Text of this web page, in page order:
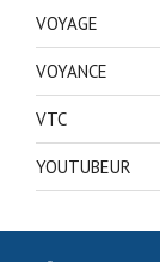
VOYAGE
VOYANCE
VTC
YOUTUBEUR